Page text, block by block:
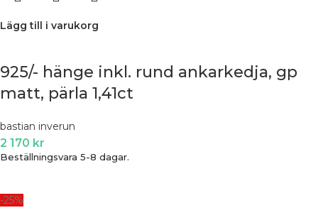
Lägg till i varukorg
925/- hänge inkl. rund ankarkedja, gp
matt, pärla 1,41ct
bastian inverun
2 170 kr
Beställningsvara 5-8 dagar.
-25%